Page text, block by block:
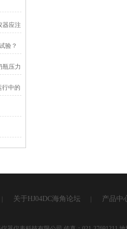
器应注
？
瓶压力
行中的
关于HJ04DC海角论坛 产品中